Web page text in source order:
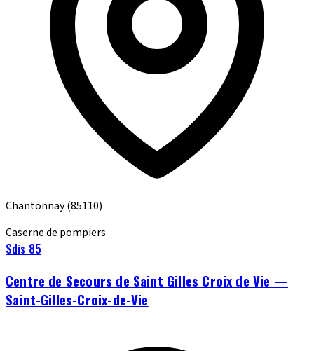
Chantonnay(85110)
Caserne de pompiers
Sdis 85
Centre de Secours de Saint Gilles Croix de Vie —
Saint-Gilles-Croix-de-Vie